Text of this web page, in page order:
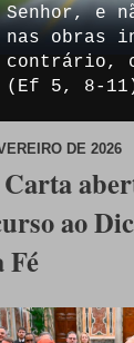
Senhor, e
nas obras
(Ef 5, 8-
DE 2026
ao
Fé